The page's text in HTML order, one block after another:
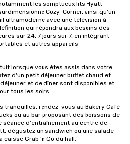
les somptueux lits Hyatt
Cozy-Corner, ainsi qu'un
ultramoderne avec une télévision à
qui répondra aux besoins des
sur 24, 7 jours sur 7, en intégrant
et autres appareils
lorsque vous êtes assis dans votre
d'un petit déjeuner buffet chaud et
et de dîner sont disponibles et
tous les soirs.
tranquilles, rendez-vous au Bakery Café
ou au bar proposant des boissons de
séance d'entraînement au centre de
dégustez un sandwich ou une salade
Grab 'n Go du hall.